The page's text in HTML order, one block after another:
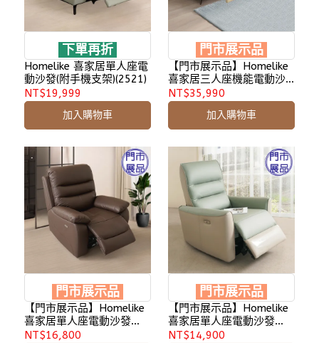
下單再折
Homelike 喜家居單人座電
動沙發(附手機支架)(2521)
NT$19,999
加入購物車
門市展示品
【門市展示品】Homelike
喜家居三人座機能電動沙
發(2429)
NT$35,990
加入購物車
門市展示品
【門市展示品】Homelike
喜家居單人座電動沙發
(2329)
NT$16,800
門市展示品
【門市展示品】Homelike
喜家居單人座電動沙發
(2332)
NT$14,900